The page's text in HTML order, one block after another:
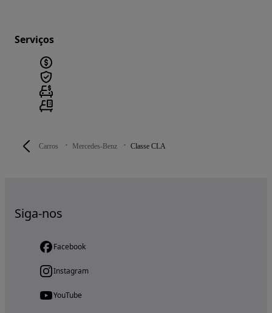
Carros Mercedes-Benz Classe CLA
Serviços
Siga-nos
Facebook
Instagram
YouTube